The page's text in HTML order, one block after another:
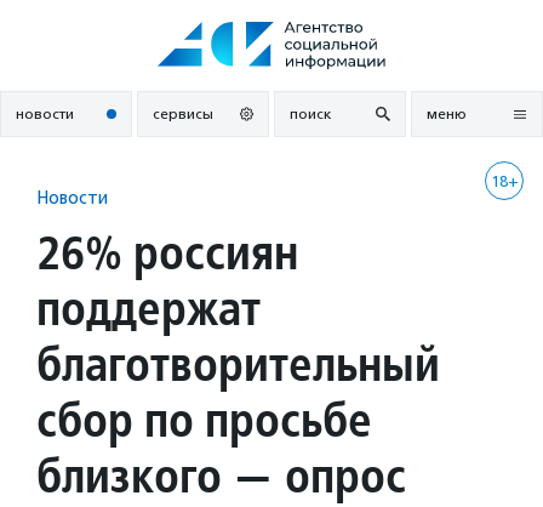
новости сервисы поиск меню
18+
Новости
26% россиян
поддержат
благотворительный
сбор по просьбе
близкого — опрос